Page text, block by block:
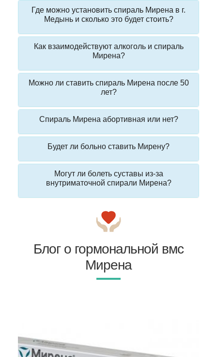
Где можно установить спираль Мирена в г.
Медынь и сколько это будет стоить?
Как взаимодействуют алкоголь и спираль
Мирена?
Можно ли ставить спираль Мирена после 50
лет?
Спираль Мирена абортивная или нет?
Будет ли больно ставить Мирену?
Могут ли болеть суставы из-за
внутриматочной спирали Мирена?
Блог о гормональной вмс
Мирена